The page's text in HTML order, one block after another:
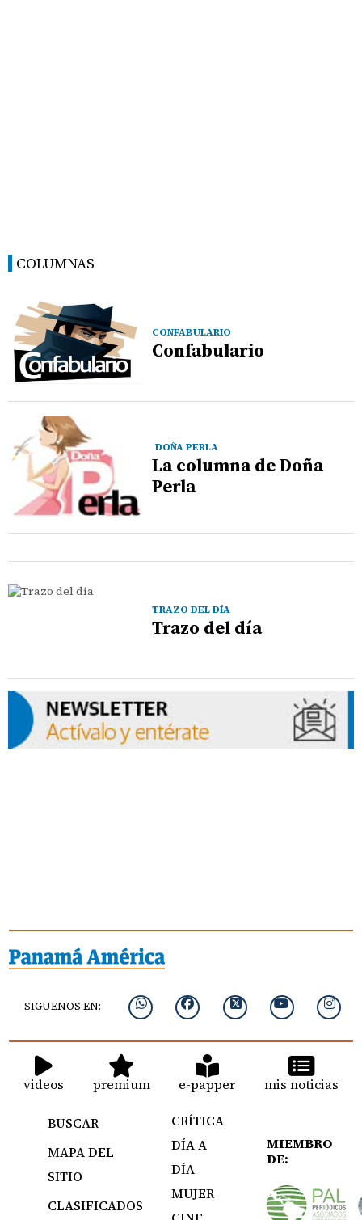
COLUMNAS
CONFABULARIO
Confabulario
DOÑA PERLA
La columna de Doña
Perla
TRAZO DEL DÍA
Trazo del día
SIGUENOS EN:
videos premium e-papper mis noticias
BUSCAR
MAPA DEL
SITIO
CLASIFICADOS
CRÍTICA
DÍA A
DÍA
MUJER
MIEMBRO
DE: